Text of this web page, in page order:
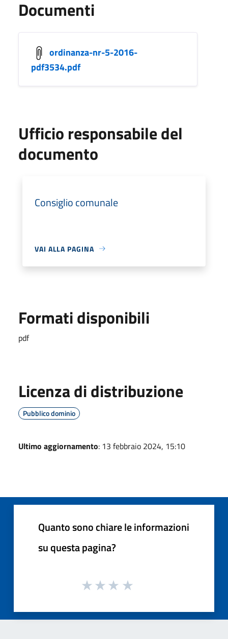
Documenti
ordinanza-nr-5-2016-
pdf3534.pdf
Ufficio responsabile del
documento
Consiglio comunale
VAI ALLA PAGINA
Formati disponibili
pdf
Licenza di distribuzione
Pubblico dominio
Ultimo aggiornamento: 13 febbraio 2024, 15:10
Quanto sono chiare le informazioni
su questa pagina?